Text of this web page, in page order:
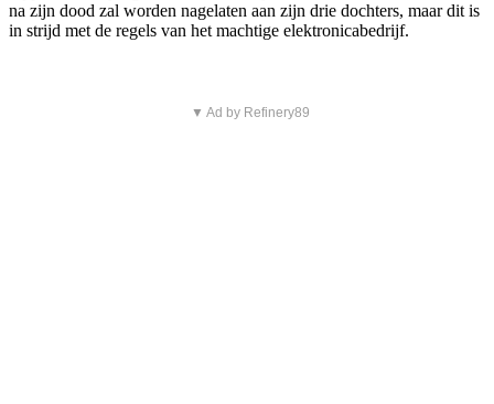
na zijn dood zal worden nagelaten aan zijn drie dochters, maar dit is
in strijd met de regels van het machtige elektronicabedrijf.
▼ Ad by Refinery89